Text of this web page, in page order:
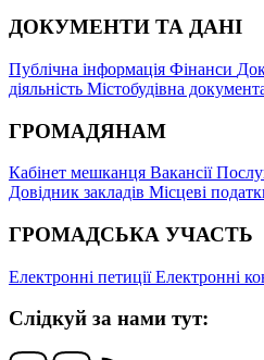
ДОКУМЕНТИ ТА ДАНІ
Публічна інформація Фінанси
діяльність Містобудівна
ГРОМАДЯНАМ
Кабінет мешканця Вакансії
Довідник закладів Місцеві
ГРОМАДСЬКА УЧАСТЬ
Електронні петиціїЕлектронні
Слідкуй за нами тут: